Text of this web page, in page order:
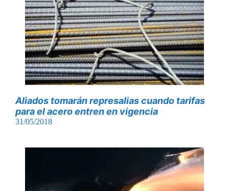
Aliados tomarán represalias cuando tarifas
para el acero entren en vigencia
31/05/2018